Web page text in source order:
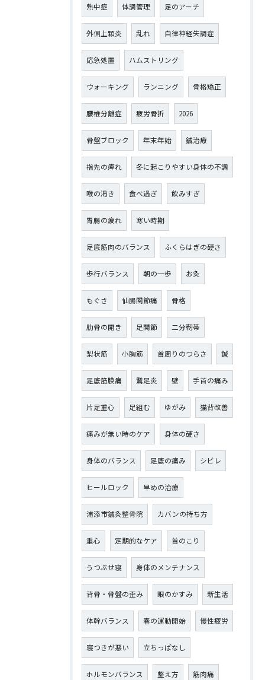
熱中症 体調管理 足のアーチ
外側上顆炎 乱れ 自律神経失調症
応急処置 ハムストリング
ウォーキング ランニング 骨格矯正
腰椎分離症 疲労骨折 2026
骨盤ブロック 年末年始 鍼治療
指先の痺れ 冬に起こりやすい身体の不調
喉の渇き 食べ過ぎ 飲みすぎ
胃腸の疲れ 寒い時期
足底筋肉のバランス ふくらはぎの硬さ
歩行バランス 朝の一歩 お灸
もぐさ 仙腸関節痛 骨格
肋骨の開き 足関節 二分靭帯
梨状筋 小胸筋 首周りのつらさ 鍼
足底筋膜痛 鵞足炎 壁 手首の痛み
片足重心 足組む ゆがみ 猫背改善
痛みが無い時のケア 身体の硬さ
身体のバランス 足底の痛み シビレ
ヒールロック 早めの治療
浦添市鍼灸整骨院 カバンの持ち方
重心 定期的なケア 首のこり
うつぶせ寝 身体のメンテナンス
背骨・骨盤の歪み 眼のかすみ 新生活
体幹バランス 春の運動開始 慢性疲労
寝つきが悪い 立ちっぱなし
ホルモンバランス 整え方 筋肉痛